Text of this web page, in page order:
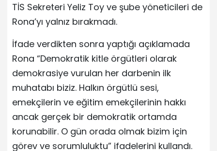
TİS Sekreteri Yeliz Toy ve şube yöneticileri de
Rona’yı yalnız bırakmadı.
İfade verdikten sonra yaptığı açıklamada
Rona “Demokratik kitle örgütleri olarak
demokrasiye vurulan her darbenin ilk
muhatabı biziz. Halkın örgütlü sesi,
emekçilerin ve eğitim emekçilerinin hakkı
ancak gerçek bir demokratik ortamda
korunabilir. O gün orada olmak bizim için
görev ve sorumluluktu” ifadelerini kullandı.